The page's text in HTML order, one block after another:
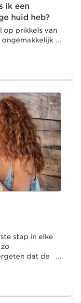
ik een
huid heb?
op prikkels van
typische
waardoor de
je make-
die
huid,
stap in elke
dat de
mag nooit
ook als je